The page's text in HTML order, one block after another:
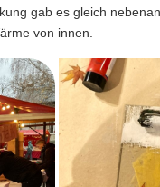
gab es gleich
von innen.